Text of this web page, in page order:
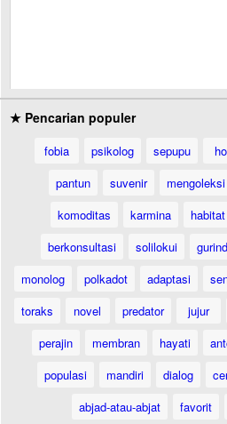
★ Pencarian populer
fobia psikolog sepupu
pantun
suvenir mengoleksi
komoditas
karmina habitat
berkonsultasi
solilokui
monolog
polkadot adaptasi
toraks
novel predator jujur
perajin
membran hayati
populasi
mandiri dialog
abjad-atau-abjat
favorit